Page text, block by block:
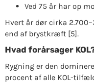
Ved 75 år har op
Hvert år dør cirka
end af brystkræft [5].
Hvad forårsager
Rygning er den
procent af alle KOL-